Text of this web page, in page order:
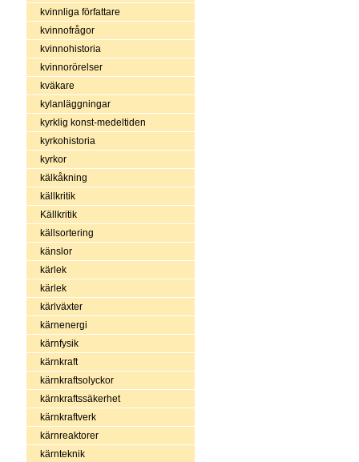
kvinnliga författare
kvinnofrågor
kvinnohistoria
kvinnorörelser
kväkare
kylanläggningar
kyrklig konst-medeltiden
kyrkohistoria
kyrkor
kälkåkning
källkritik
Källkritik
källsortering
känslor
kärlek
kärlek
kärlväxter
kärnenergi
kärnfysik
kärnkraft
kärnkraftsolyckor
kärnkraftssäkerhet
kärnkraftverk
kärnreaktorer
kärnteknik